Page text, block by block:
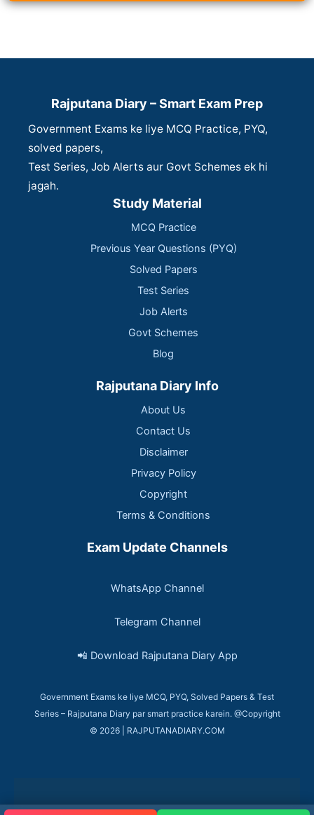
Rajputana Diary – Smart Exam Prep
Government Exams ke liye MCQ Practice, PYQ,
solved papers,
Test Series, Job Alerts aur Govt Schemes ek hi
jagah.
Study Material
MCQ Practice
Previous Year Questions (PYQ)
Solved Papers
Test Series
Job Alerts
Govt Schemes
Blog
Rajputana Diary Info
About Us
Contact Us
Disclaimer
Privacy Policy
Copyright
Terms & Conditions
Exam Update Channels
WhatsApp Channel
Telegram Channel
📲 Download Rajputana Diary App
Government Exams ke liye MCQ, PYQ, Solved Papers & Test
Series – Rajputana Diary par smart practice karein. @Copyright
© 2026 | RAJPUTANADIARY.COM